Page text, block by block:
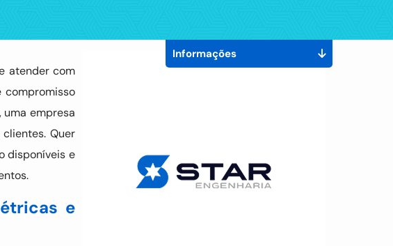
atender com
compromisso
uma empresa
Quer
disponíveis e
e
Informações